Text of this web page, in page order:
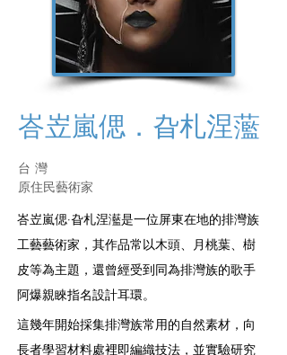
峇岦嵐偲．旮札涅蘫
台灣
原住民藝術家
峇岦嵐偲·旮札涅灆是一位屏東在地的排灣族
工藝藝術家，其作品常以木頭、月桃葉、樹
皮等為主題，還曾經受到同為排灣族的歌手
阿爆親睞指名設計耳環。
這幾年開始採集排灣族常用的自然素材，向
長者學習材料處裡即編織技法，並實驗研究